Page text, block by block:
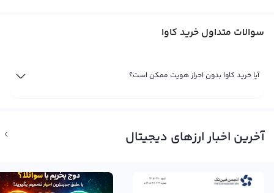
مشتاقان خرید کاوا در ایران می‌توانند از طریق صرافیی ارز دیجیتال برای خرید کاوا
اقدام کنند. پلتفرم معاملاتی رابکس یکی از معتبرترین صرافی‌های ایرانی برای خرید
ریال، تومان، تتر و سایر ارزهای دیجیتال را در اختیار کاربران خود قرار می‌دهد. در
سوالات متداول خرید کاوا
آیا خرید کاوا بدون احراز هویت ممکن است؟
آخرین اخبار ارزهای دیجیتال